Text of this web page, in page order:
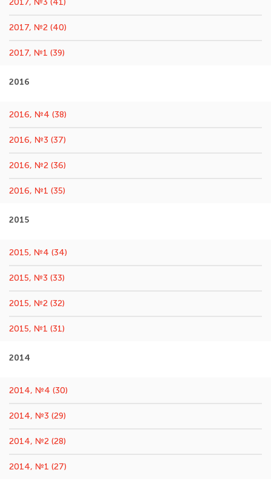
2017, №3 (41)
2017, №2 (40)
2017, №1 (39)
2016
2016, №4 (38)
2016, №3 (37)
2016, №2 (36)
2016, №1 (35)
2015
2015, №4 (34)
2015, №3 (33)
2015, №2 (32)
2015, №1 (31)
2014
2014, №4 (30)
2014, №3 (29)
2014, №2 (28)
2014, №1 (27)